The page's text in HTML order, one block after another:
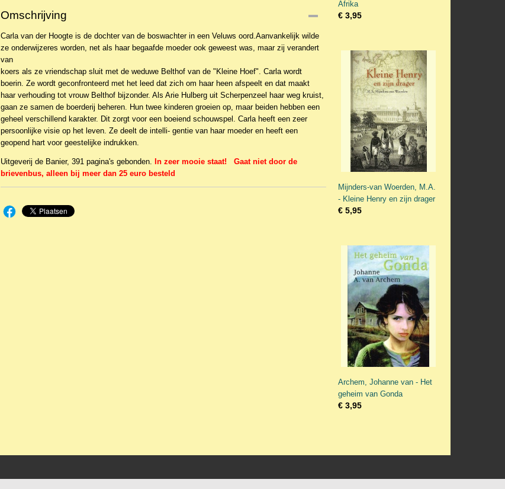
Omschrijving
Carla van der Hoogte is de dochter van de boswachter in een Veluws oord.Aanvankelijk wilde
ze onderwijzeres worden, net als haar begaafde moeder ook geweest was, maar zij verandert
van
koers als ze vriendschap sluit met de weduwe Belthof van de "Kleine Hoef". Carla wordt
boerin. Ze wordt geconfronteerd met het leed dat zich om haar heen afspeelt en dat maakt
haar verhouding tot vrouw Belthof bijzonder. Als Arie Hulberg uit Scherpenzeel haar weg kruist,
gaan ze samen de boerderij beheren. Hun twee kinderen groeien op, maar beiden hebben een
geheel verschillend karakter. Dit zorgt voor een boeiend schouwspel. Carla heeft een zeer
persoonlijke visie op het leven. Ze deelt de intelli- gentie van haar moeder en heeft een
geopend hart voor geestelijke indrukken.
Uitgeverij de Banier, 391 pagina's gebonden. In zeer mooie staat! Gaat niet door de
brievenbus, alleen bij meer dan 25 euro besteld
Afrika
€ 3,95
Mijnders-van Woerden, M.A.
- Kleine Henry en zijn drager
€ 5,95
Archem, Johanne van - Het
geheim van Gonda
€ 3,95